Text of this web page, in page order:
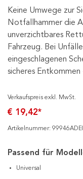
Keine Umwege zur
Notfallhammer die
unverzichtbares
Fahrzeug. Bei
eingeschlagenen
sicheres
Verkaufspreis exkl. MwSt.
€ 19,42*
Artikelnummer:
Passend für
Universal